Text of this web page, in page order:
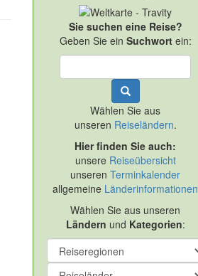
Sie suchen eine Reise?
Geben Sie ein Suchwortein:
Wählen Sie aus
unseren Reiseländern.
Hier finden Sie auch:
unsere Reiseübersicht
unserenTerminkalender
allgemeine Länderinformationen
Wählen Sie aus unseren
Ländern und Kategorien: